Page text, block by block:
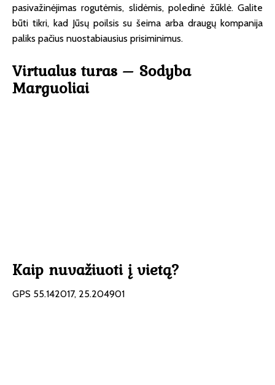
pasivažinėjimas rogutėmis, slidėmis, poledinė žūklė. Galite
būti tikri, kad Jūsų poilsis su šeima arba draugų kompanija
paliks pačius nuostabiausius prisiminimus.
Virtualus turas – Sodyba
Marguoliai
Kaip nuvažiuoti į vietą?
GPS 55.142017, 25.204901